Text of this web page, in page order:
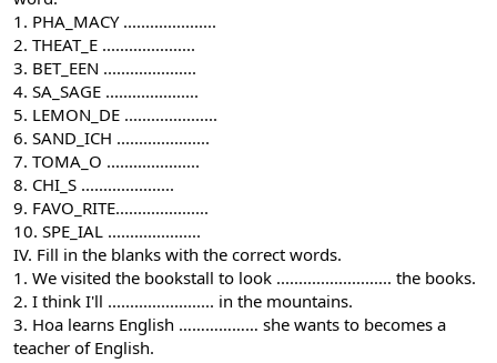
1. PHA_MACY .....................
2. THEAT_E .....................
3. BET_EEN .....................
4. SA_SAGE .....................
5. LEMON_DE .....................
6. SAND_ICH .....................
7. TOMA_O .....................
8. CHI_S .....................
9. FAVO_RITE.....................
10. SPE_IAL .....................
IV. Fill in the blanks with the correct words.
1. We visited the bookstall to look .......................... the books.
2. I think I'll ........................ in the mountains.
3. Hoa learns English ……………… she wants to becomes a
teacher of English.